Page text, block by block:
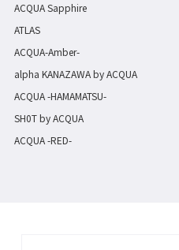
ACQUA Sapphire
ATLAS
ACQUA-Amber-
alpha KANAZAWA by ACQUA
ACQUA -HAMAMATSU-
SH0T by ACQUA
ACQUA -RED-